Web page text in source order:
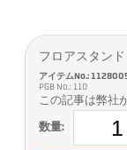
フロアスタン
アイテムNo.:
PGB No.: 110
この記事は弊社
数量: